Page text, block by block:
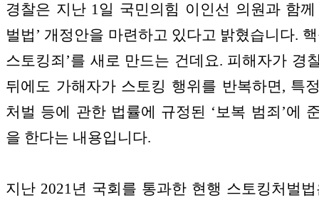
경찰은 지난 1일 국민의힘 이인선 의원과 함께
벌법’ 개정안을 마련하고 있다고 밝혔습니다.
스토킹죄’를 새로 만드는 건데요. 피해자가 경
뒤에도 가해자가 스토킹 행위를 반복하면, 특
처벌 등에 관한 법률에 규정된 ‘보복 범죄’에
을 한다는 내용입니다.
지난 2021년 국회를 통과한 현행 스토킹처벌